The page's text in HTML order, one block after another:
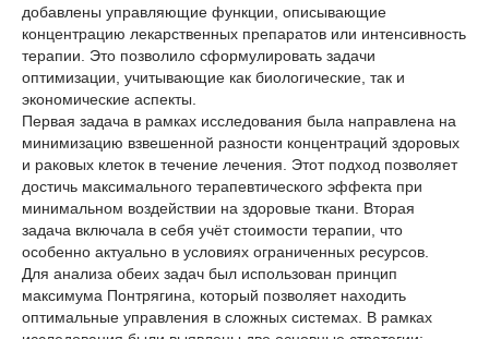
добавлены управляющие функции, описывающие
концентрацию лекарственных препаратов или интенсивность
терапии. Это позволило сформулировать задачи
оптимизации, учитывающие как биологические, так и
экономические аспекты.
Первая задача в рамках исследования была направлена на
минимизацию взвешенной разности концентраций здоровых
и раковых клеток в течение лечения. Этот подход позволяет
достичь максимального терапевтического эффекта при
минимальном воздействии на здоровые ткани. Вторая
задача включала в себя учёт стоимости терапии, что
особенно актуально в условиях ограниченных ресурсов.
Для анализа обеих задач был использован принцип
максимума Понтрягина, который позволяет находить
оптимальные управления в сложных системах. В рамках